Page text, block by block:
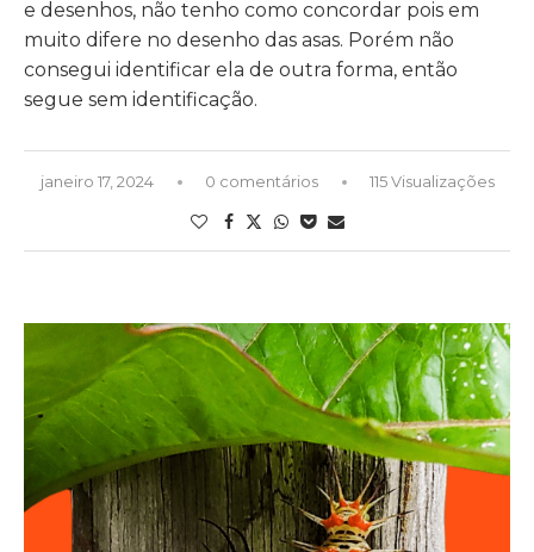
e desenhos, não tenho como concordar pois em
muito difere no desenho das asas. Porém não
consegui identificar ela de outra forma, então
segue sem identificação.
janeiro 17, 2024 0 comentários 115 Visualizações